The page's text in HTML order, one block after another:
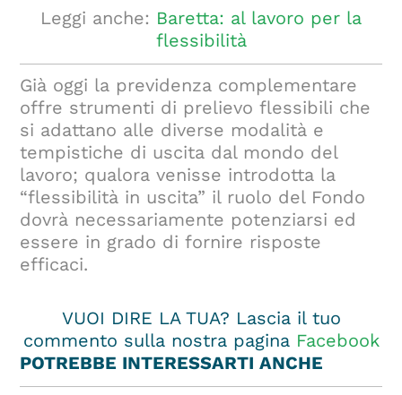
Leggi anche: Baretta: al lavoro per la
flessibilità
Già oggi la previdenza complementare
offre strumenti di prelievo flessibili che
si adattano alle diverse modalità e
tempistiche di uscita dal mondo del
lavoro; qualora venisse introdotta la
“flessibilità in uscita” il ruolo del Fondo
dovrà necessariamente potenziarsi ed
essere in grado di fornire risposte
efficaci.
VUOI DIRE LA TUA? Lascia il tuo
commento sulla nostra pagina Facebook
POTREBBE INTERESSARTI ANCHE